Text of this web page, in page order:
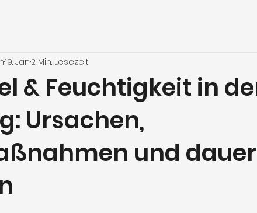
& Feuchtigkeit in
Ursachen,
und
19. Jan.2 Min. Lesezeit
bewertet.